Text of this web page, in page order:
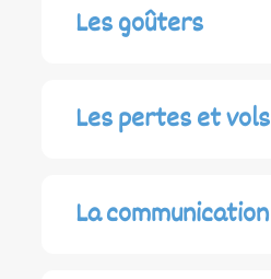
Les goûters
Les pertes et vols
La communication